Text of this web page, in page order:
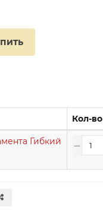
Кол-во
Гибкий